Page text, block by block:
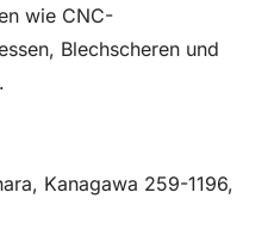
wie CNC-
Blechscheren und
Kanagawa 259-1196,